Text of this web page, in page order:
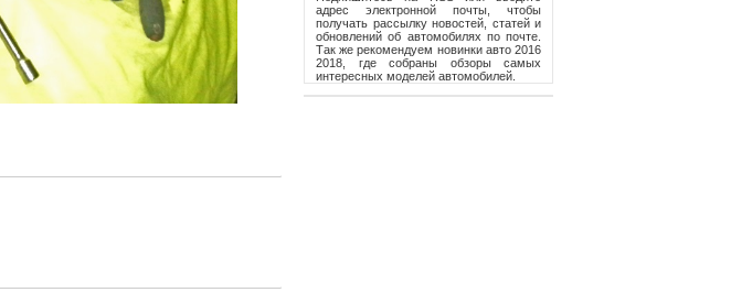
адрес электронной почты, чтобы
получать рассылку новостей, статей и
обновлений об автомобилях по почте.
Так же рекомендуем новинки авто 2016
2018, где собраны обзоры самых
интересных моделей автомобилей.